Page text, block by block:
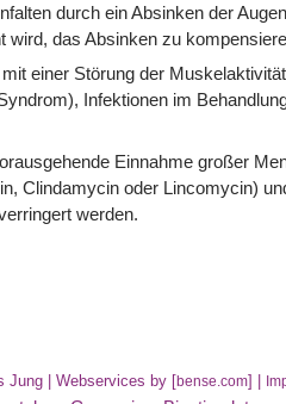
durch ein Absinken der
wird, das Absinken zu
einer Störung der
Infektionen im
Einnahme großer
Clindamycin oder Lincomycin)
werden.
Jung | Webservices by [bense.com] |